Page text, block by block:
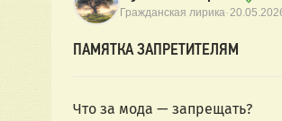
Гражданская лирика·
ПАМЯТКА ЗАПРЕТИТЕЛЯМ
Что за мода — запрещать?